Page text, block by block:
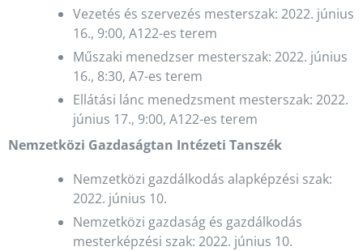
Vezetés és szervezés mesterszak: 2022. június
16., 9:00, A122-es terem
Műszaki menedzser mesterszak: 2022. június
16., 8:30, A7-es terem
Ellátási lánc menedzsment mesterszak: 2022.
június 17., 9:00, A122-es terem
Nemzetközi Gazdaságtan Intézeti Tanszék
Nemzetközi gazdálkodás alapképzési szak:
2022. június 10.
Nemzetközi gazdaság és gazdálkodás
mesterképzési szak: 2022. június 10.